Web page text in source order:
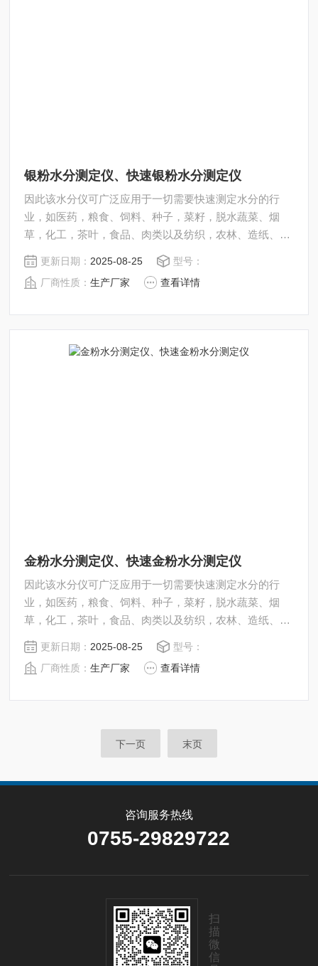
银粉水分测定仪、快速银粉水分测定仪
因此该水分仪可广泛应用于一切需要快速测定水分的行
业，如医药，粮食、饲料、种子，菜籽，脱水蔬菜、烟
草，化工，茶叶，食品、肉类以及纺织，农林、造纸、橡
胶、塑胶、纺织等行业中的实验室与生产过程中。同时满
足固体、颗粒、粉末、胶状体及液体含水率的测定要求，
深圳市后王电子科技有限公司始终立志于为用户提供多用
更新日期： 2025-08-25
型号：
厂商性质：生产厂家 查看详情
金粉水分测定仪、快速金粉水分测定仪
因此该水分仪可广泛应用于一切需要快速测定水分的行
业，如医药，粮食、饲料、种子，菜籽，脱水蔬菜、烟
草，化工，茶叶，食品、肉类以及纺织，农林、造纸、橡
胶、塑胶、纺织等行业中的实验室与生产过程中。同时满
足固体、颗粒、粉末、胶状体及液体含水率的测定要求，
深圳市后王电子科技有限公司始终立志于为用户提供多用
更新日期： 2025-08-25
型号：
厂商性质：生产厂家 查看详情
下一页 末页
咨询服务热线
0755-29829722
扫
描
微
信